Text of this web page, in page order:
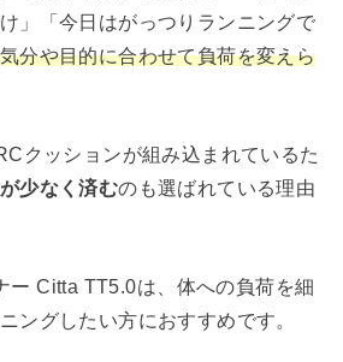
」「今日はがっつりランニングで
気分や目的に合わせて負荷を変えら
クッションが組み込まれているた
少なく済むのも選ばれている理由
ー Citta TT5.0は、体への負荷を細
ングしたい方におすすめです。